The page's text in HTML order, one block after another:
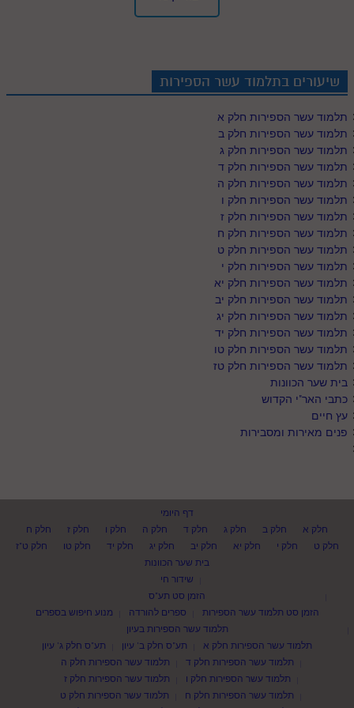
שיעורים בתלמוד עשר הספירות
תלמוד עשר הספירות חלק א
תלמוד עשר הספירות חלק ב
תלמוד עשר הספירות חלק ג
תלמוד עשר הספירות חלק ד
תלמוד עשר הספירות חלק ה
תלמוד עשר הספירות חלק ו
תלמוד עשר הספירות חלק ז
תלמוד עשר הספירות חלק ח
תלמוד עשר הספירות חלק ט
תלמוד עשר הספירות חלק י
תלמוד עשר הספירות חלק יא
תלמוד עשר הספירות חלק יב
תלמוד עשר הספירות חלק יג
תלמוד עשר הספירות חלק יד
תלמוד עשר הספירות חלק טו
תלמוד עשר הספירות חלק טז
בית שער הכוונות
כתבי האר"י הקדוש
עץ חיים
פנים מאירות ומסבירות
דף היומי
חלק א
חלק ב חלק ג חלק ד חלק ה חלק ו חלק ז
חלק ח
חלק ט
חלק י חלק יא חלק יב חלק יג חלק יד חלק טו
חלק ט"ז
בית שער הכוונות
שידור חי
הזמן סט תע"ס
הזמן סט תלמוד עשר הספירות
ספרים להורדה
מנוע חיפוש בספרים
תלמוד עשר הספירות בעיון
תלמוד עשר הספירות חלק א
תע"ס חלק ב' עיון
תע"ס חלק ג' עיון
תלמוד עשר הספירות חלק ד
תלמוד עשר הספירות חלק ה
תלמוד עשר הספירות חלק ו
תלמוד עשר הספירות חלק ז
תלמוד עשר הספירות חלק ח
תלמוד עשר הספירות חלק ט